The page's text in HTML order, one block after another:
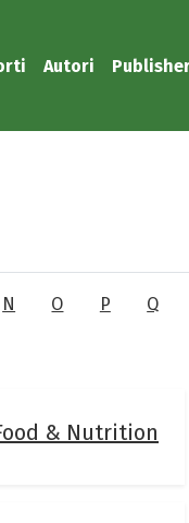
Autori
N O P Q
& Nutrition